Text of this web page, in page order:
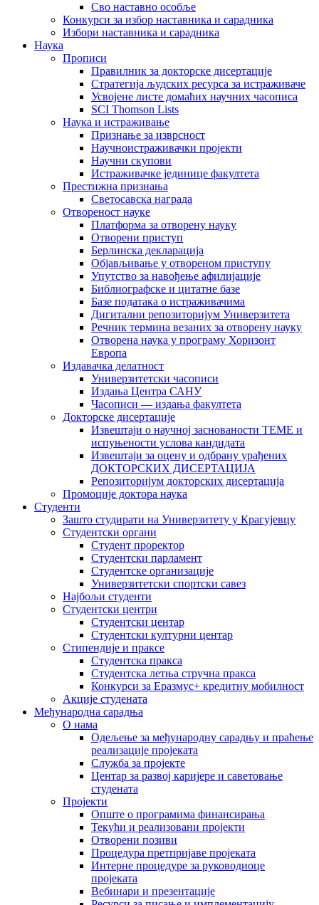
Сво наставно особље
Конкурси за избор наставника и сарадника
Избори наставника и сарадника
Наука
Прописи
Правилник за докторске дисертације
Стратегија људских ресурса за истраживаче
Усвојене листе домаћих научних часописа
SCI Thomson Lists
Наука и истраживање
Признање за изврсност
Научноистраживачки пројекти
Научни скупови
Истраживачке јединице факултета
Престижна признања
Светосавска награда
Отвореност науке
Платформа за отворену науку
Отворени приступ
Берлинска декларација
Објављивање у отвореном приступу
Упутство за навођење афилијације
Библиографске и цитатне базе
Базе података о истраживачима
Дигитални репозиторијум Универзитета
Рeчник термина везаних за отворену науку
Отворена наука у програму Хоризонт
Европа
Издавачка делатност
Универзитетски часописи
Издања Центра САНУ
Часописи — издања факултета
Докторске дисертације
Извештаји о научној заснованости ТЕМЕ и
испуњености услова кандидата
Извештаји за оцену и одбрану урађених
ДОКТОРСКИХ ДИСЕРТАЦИЈА
Репозиторијум докторских дисертација
Промоције доктора наука
Студенти
Зашто студирати на Универзитету у Крагујевцу
Студентски органи
Студент проректор
Студентски парламент
Студентске организације
Универзитетски спортски савез
Најбољи студенти
Студентски центри
Студентски центар
Студентски културни центар
Стипендије и праксе
Студентска пракса
Студентска летња стручна пракса
Конкурси за Еразмус+ кредитну мобилност
Акције студената
Међународна сарадња
О нама
Одељење за међународну сарадњу и праћење
реализације пројеката
Служба за пројекте
Центар за развој каријере и саветовање
студената
Пројекти
Опште о програмима финансирања
Текући и реализовани пројекти
Отворени позиви
Процедура претпријаве пројеката
Интерне процедуре за руководиоце
пројеката
Вебинари и презентације